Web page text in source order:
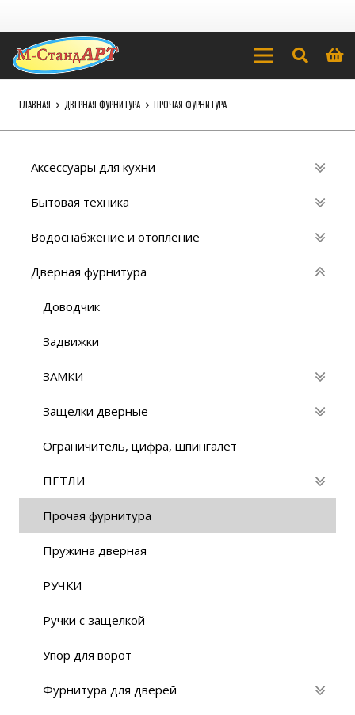
ГЛАВНАЯ ДВЕРНАЯ ФУРНИТУРА ПРОЧАЯ ФУРНИТУРА
Аксессуары для кухни
Бытовая техника
Водоснабжение и отопление
Дверная фурнитура
Доводчик
Задвижки
ЗАМКИ
Защелки дверные
Ограничитель, цифра, шпингалет
ПЕТЛИ
Прочая фурнитура
Пружина дверная
РУЧКИ
Ручки с защелкой
Упор для ворот
Фурнитура для дверей